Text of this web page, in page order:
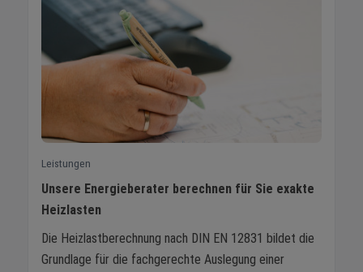
Leistungen
Unsere Energieberater berechnen für Sie exakte
Heizlasten
Die Heizlastberechnung nach DIN EN 12831 bildet die
Grundlage für die fachgerechte Auslegung einer